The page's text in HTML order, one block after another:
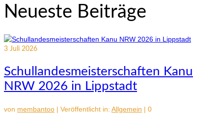
Neueste Beiträge
3 Juli 2026
Schullandesmeisterschaften Kanu
NRW 2026 in Lippstadt
von membantoo | Veröffentlicht in: Allgemein | 0